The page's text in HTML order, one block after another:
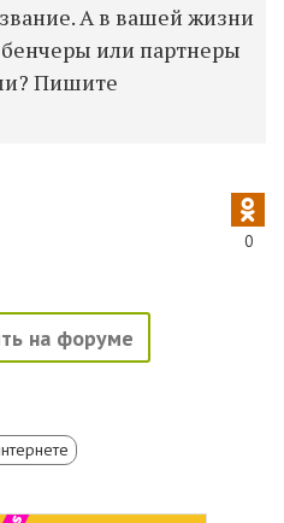
А в вашей жизни
бенчеры или партнеры
Пишите
0
на форуме